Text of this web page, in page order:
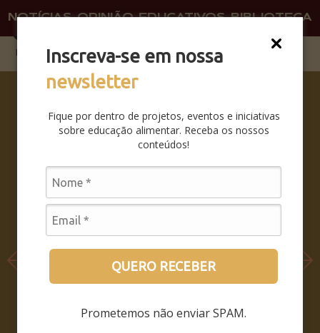
Inscreva-se em nossa
newsletter
Fique por dentro de projetos, eventos e iniciativas
sobre educação alimentar. Receba os nossos
conteúdos!
QUERO RECEBER
Prometemos não enviar SPAM.
NOTÍCIAS OPINIÃO EDUCATIVOS BIBLIOTECA
SABERES
DA BOCA
PRA
SAIBA
COMO
FOI O
SEMINÁRI
LEIA MAIS